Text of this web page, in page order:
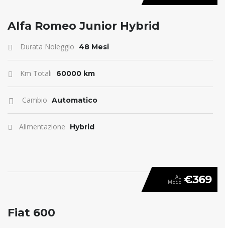
ANTICIPO 0
Alfa Romeo Junior Hybrid
Durata Noleggio 48 Mesi
Km Totali 60000 km
Cambio Automatico
Alimentazione Hybrid
ANTICIPO 0
AL
MESE €369
Fiat 600